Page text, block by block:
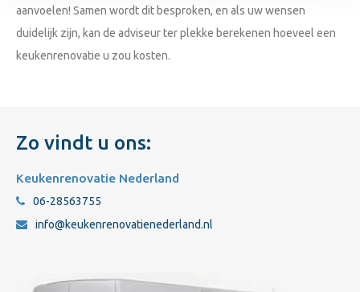
aanvoelen! Samen wordt dit besproken, en als uw wensen
duidelijk zijn, kan de adviseur ter plekke berekenen hoeveel een
keukenrenovatie u zou kosten.
Zo vindt u ons:
Keukenrenovatie Nederland
06-28563755
info@keukenrenovatienederland.nl